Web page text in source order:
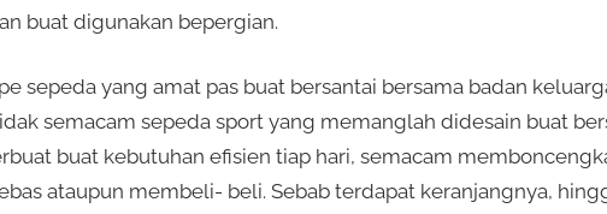
buat digunakan bepergian.
sepeda yang amat pas buat bersantai bersama badan
semacam sepeda sport yang memanglah didesain buat
buat kebutuhan efisien tiap hari, semacam
ataupun membeli- beli. Sebab terdapat keranjangnya,